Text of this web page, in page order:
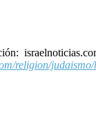
religion/